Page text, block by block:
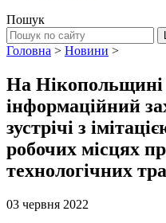
Пошук
Головна > Новини >
На Нікопольщині
інформаційний
зустрічі з
робочих місцях
технологічних
03 червня 2022